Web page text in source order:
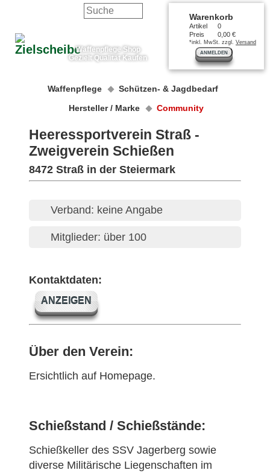
Waffenpflege Shop
Gezielt Qualität Kaufen
Warenkorb
Artikel
0
Preis
0,00 €
*inkl. MwSt. zzgl. Versand
ANMELDEN
Waffenpflege
Schützen- & Jagdbedarf
Hersteller / Marke
Community
Heeressportverein Straß -
Zweigverein Schießen
8472 Straß in der Steiermark
Verband: keine Angabe
Mitglieder: über 100
Kontaktdaten:
ANZEIGEN
Über den Verein:
Ersichtlich auf Homepage.
Schießstand / Schießstände:
Schießkeller des SSV Jagerberg sowie
diverse Militärische Liegenschaften im